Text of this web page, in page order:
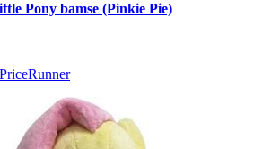
Pony bamse (Pinkie Pie)